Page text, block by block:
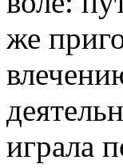
же
играла